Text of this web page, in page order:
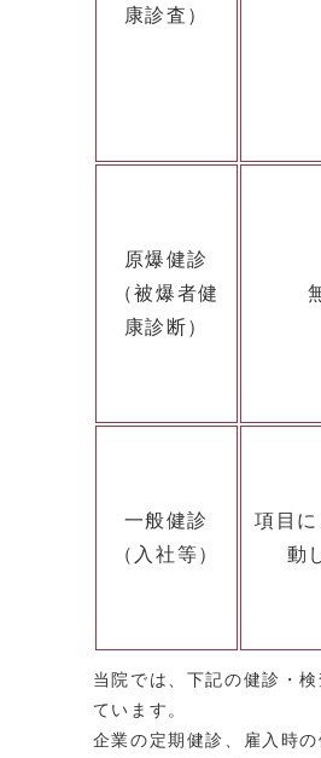
康診査）
原爆健診
（被爆者健
康診断）
一般健診
（入社等）
項目
動
当院では、下記の健診・
ています。
企業の定期健診、雇入時